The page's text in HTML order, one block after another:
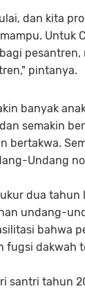
dan kita
Untuk
pintanya.
banyak
semakin
bertakwa.
Undang
dua tahun
undang-
bahwa
fugsi dakwah
santri tahun